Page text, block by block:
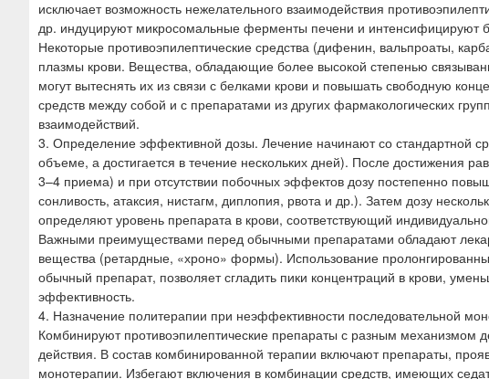
исключает возможность нежелательного взаимодействия
др. индуцируют микросомальные ферменты печени и интенсифицируют
Некоторые противоэпилептические средства (дифенин, вальпроаты,
плазмы крови. Вещества, обладающие более высокой степенью
могут вытеснять их из связи с белками крови и повышать свободную
средств между собой и с препаратами из других фармакологических
взаимодействий.
3. Определение эффективной дозы. Лечение начинают со стандартной
объеме, а достигается в течение нескольких дней). После достижения
3–4 приема) и при отсутствии побочных эффектов дозу постепенно
сонливость, атаксия, нистагм, диплопия, рвота и др.). Затем дозу
определяют уровень препарата в крови, соответствующий
Важными преимуществами перед обычными препаратами обладают
вещества (ретардные, «хроно» формы). Использование
обычный препарат, позволяет сгладить пики концентраций в крови,
эффективность.
4. Назначение политерапии при неэффективности последовательной
Комбинируют противоэпилептические препараты с разным механизмом
действия. В состав комбинированной терапии включают препараты,
монотерапии. Избегают включения в комбинации средств, имеющих